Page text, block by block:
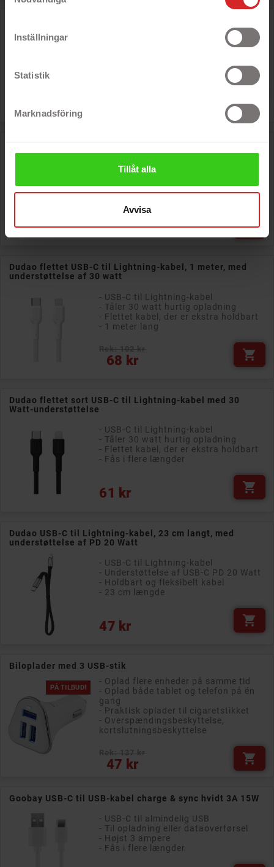
Inställningar
Statistik
Marknadsföring
Tillåt alla
Avvisa
Sign 3-i-1-ladekabel med 1x USB-C og 2x Lightning
- 2x Lightning og 1x USB-C til USB
- Understøttelse af 20 watt
61 kr
Pris 
Dudao flettet USB-C til Lightning-kabel, 1 meter, med
understøttelse af 30 watt
- USB-C til Lightning-kabel
- Tåler 30 watt hurtig opladning
- Flettet kabel, der er ekstra holdbart
- 1 meter lang
68 kr
Pris 
Dudao flettet sort USB-C til Lightning-kabel med 30
Watt-understøttelse
- USB-C til Lightning-kabel
- Tåler 30 watt hurtig opladning
- Flettet kabel, der er ekstra holdbart
- Fås i flere længder
61 kr
Pris 
Dudao USB-C til Lightning-kabel, 23 cm langt, med
understøttelse af PD 20 Watt
- USB-C til Lightning-kabel
- Understøttelse af USB-C PD 20 Watt
- Holdbart og fleksibelt kabel
- 23 cm længde
47 kr
Pris 
Biloplader med 3 USB-stik
PÅ TILBUD!
- Oplad flere enheder på samme tid
- Oplad både tablet og telefon på én
gang
- Praktisk oplader til cigaretstikket
- Overspændingsbeskyttelse,
kortslutningsbeskyttelse
47 kr
Pris 
Goobay USB-C til USB-kabel charge & sync hvidt 3A 15W
- USB-C til almindelig USB
- Til opladning eller dataoverførsel
- Højst 3 ampere
- Fås i flere længder